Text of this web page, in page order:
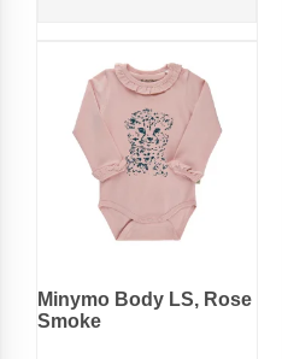
Minymo Body LS, Rose
Smoke